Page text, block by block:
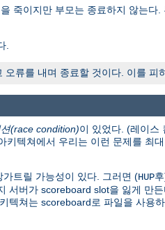
죽이지만 부모는 종료하지 않는다
.
류를 내며 종료할 것이다. 이를 피
(race condition)이 있었다. (레이스
텍쳐에서 우리는 이런 문제를 최
트릴 가능성이 있다. 그러면 (HUP
버가 scoreboard slot을 잃게 만
텍쳐는 scoreboard로 파일을 사용